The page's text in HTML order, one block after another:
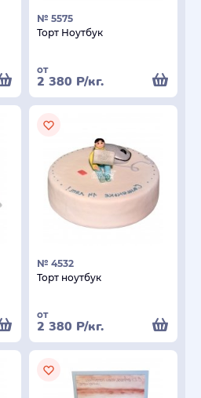
№ 5575
Торт Ноутбук
от
2 380 Р/кг.
№ 4532
Торт ноутбук
от
2 380 Р/кг.